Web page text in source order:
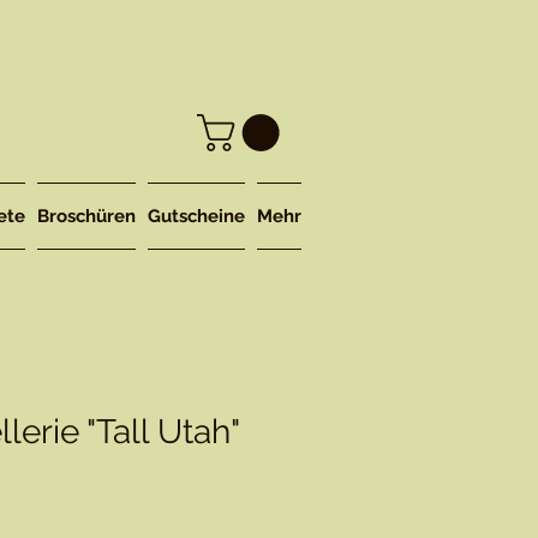
Broschüren Gutscheine Mehr
"Tall Utah"